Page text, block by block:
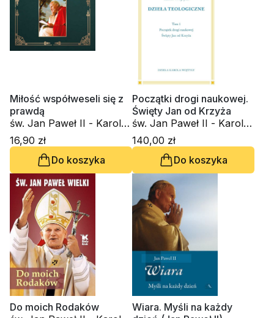
Miłość współweseli się z
prawdą
św. Jan Paweł II - Karol
Wojtyła
16,90 zł
Do koszyka
Początki drogi naukowej.
Święty Jan od Krzyża
św. Jan Paweł II - Karol
Wojtyła
140,00 zł
Do koszyka
Do moich Rodaków
Wiara. Myśli na każdy